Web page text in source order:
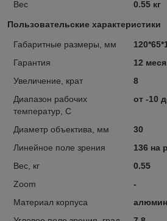
Вес 0.55 кг
Пользовательские характеристики
Габаритные размеры, мм
Гарантия
12
Увеличение, крат
8
Диапазон рабочих
температур, C
от -10
Диаметр объектива, мм
30
Линейное поле зрения
136 на
Вес, кг
0.55
Zoom
-
Материал корпуса